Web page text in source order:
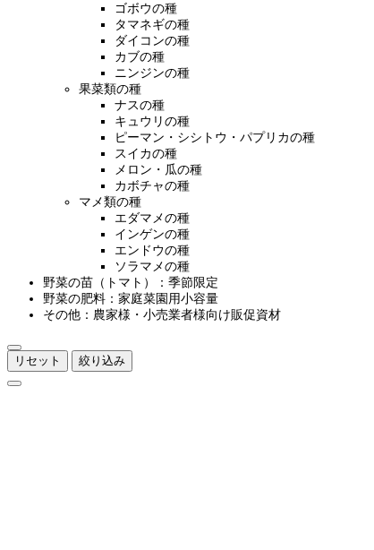
ゴボウの種
タマネギの種
ダイコンの種
カブの種
ニンジンの種
果菜類の種
ナスの種
キュウリの種
ピーマン・シシトウ・パプリカの種
スイカの種
メロン・瓜の種
カボチャの種
マメ類の種
エダマメの種
インゲンの種
エンドウの種
ソラマメの種
野菜の苗（トマト）：季節限定
野菜の肥料：家庭菜園用小容量
その他：農家様・小売業者様向け販促資材
リセット 絞り込み